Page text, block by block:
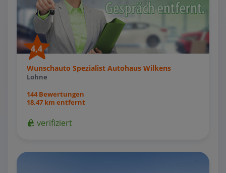
4,4
Wunschauto Spezialist Autohaus Wilkens
Lohne
144 Bewertungen
18,47 km entfernt
verifiziert